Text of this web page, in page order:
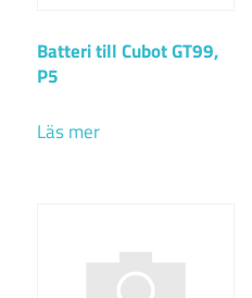
Batteri till Cubot GT99,
P5
Läs mer